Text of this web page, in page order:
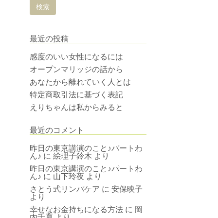
最近の投稿
感度のいい女性になるには
オープンマリッジの話から
あなたから離れていく人とは
特定商取引法に基づく表記
えりちゃんは私からみると
最近のコメント
昨日の東京講演のこと♪パートわ
ん♪ に 絵理子鈴木 より
昨日の東京講演のこと♪パートわ
ん♪ に 山下玲夜 より
さとう式リンパケア に 安保映子
より
幸せなお金持ちになる方法 に 岡